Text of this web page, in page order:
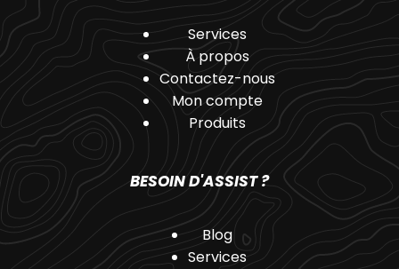
Services
À propos
Contactez-nous
Mon compte
Produits
BESOIN D'ASSIST ?
Blog
Services